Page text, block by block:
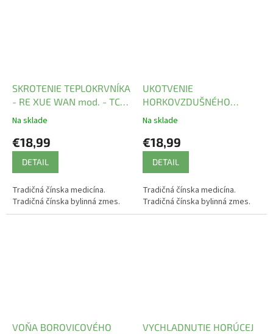
SKROTENIE TEPLOKRVNÍKA
- RE XUE WAN mod. - TCM
Herbs
Na sklade
€18,99
DETAIL
Tradičná čínska medicína.
Tradičná čínska bylinná zmes.
UKOTVENIE
HORKOVZDUŠNÉHO
BALÓNA - PI PA QING FEI
Herbs
Na sklade
€18,99
DETAIL
Tradičná čínska medicína.
Tradičná čínska bylinná zmes.
VOŇA BOROVICOVÉHO
VYCHLADNUTIE HORÚCEJ